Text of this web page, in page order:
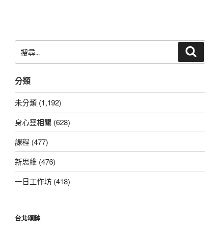
尋
鍵
字:
分類
未分類 (1,192)
身心靈相關 (628)
課程 (477)
新思維 (476)
一日工作坊 (418)
台北頌缽